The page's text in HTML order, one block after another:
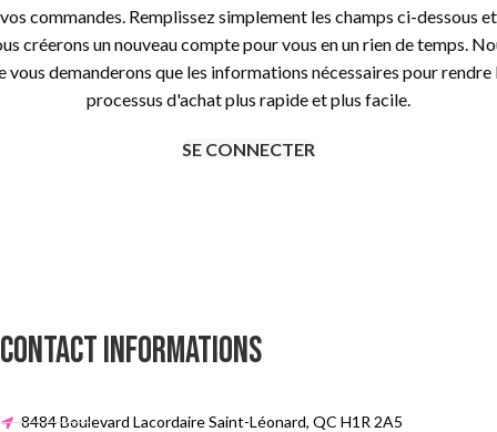
vos commandes. Remplissez simplement les champs ci-dessous et
créerons un nouveau compte pour vous en un rien de temps.
vous demanderons que les informations nécessaires pour rendre
processus d'achat plus rapide et plus facile.
SE CONNECTER
CONTACT INFORMATIONS
8484 Boulevard Lacordaire Saint-Léonard, QC H1R 2A5